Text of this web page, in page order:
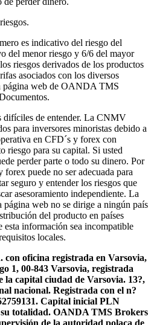
es indicativo del riesgo del
del menor riesgo y 6/6 del mayor
riesgos derivados de los productos
asociados con los diversos
página web de OANDA TMS
difíciles de entender. La CNMV
para inversores minoristas debido a
en CFD´s y forex con
riesgo para su capital. Si usted
perder parte o todo su dinero. Por
puede no ser adecuada para
seguro y entender los riesgos que
asesoramiento independiente. La
página web no se dirige a ningún país
del producto en países
información sea incompatible
locales.
oficina registrada en Varsovia,
1, 00-843 Varsovia, registrada
capital ciudad de Varsovia. 13?,
nacional. Registrada con el n?
Capital inicial PLN
su totalidad. OANDA TMS Brokers